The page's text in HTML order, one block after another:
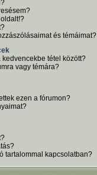
és témáimat?
tétel között?
vagy témára?
ezen a fórumon?
tartalommal kapcsolatban?